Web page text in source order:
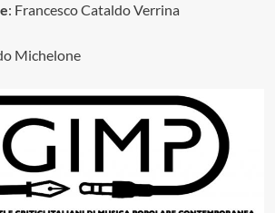
: Francesco Cataldo Verrina
Michelone